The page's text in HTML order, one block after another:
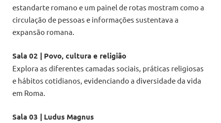
estandarte romano e um painel de rotas mostram como a
circulação de pessoas e informações sustentava a
expansão romana.
Sala 02 | Povo, cultura e religião
Explora as diferentes camadas sociais, práticas religiosas
e hábitos cotidianos, evidenciando a diversidade da vida
em Roma.
Sala 03 | Ludus Magnus